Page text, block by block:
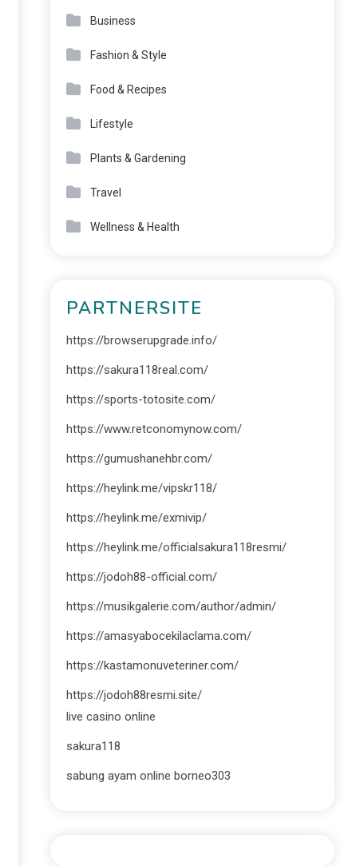
Business
Fashion & Style
Food & Recipes
Lifestyle
Plants & Gardening
Travel
Wellness & Health
PARTNERSITE
https://browserupgrade.info/
https://sakura118real.com/
https://sports-totosite.com/
https://www.retconomynow.com/
https://gumushanehbr.com/
https://heylink.me/vipskr118/
https://heylink.me/exmivip/
https://heylink.me/officialsakura118resmi/
https://jodoh88-official.com/
https://musikgalerie.com/author/admin/
https://amasyabocekilaclama.com/
https://kastamonuveteriner.com/
https://jodoh88resmi.site/
live casino online
sakura118
sabung ayam online borneo303